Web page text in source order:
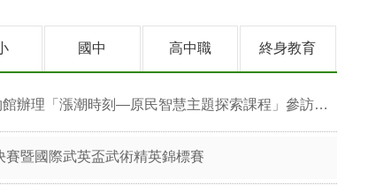
國中 高中職 終身教育
辦理「漲潮時刻—原民智慧主題探索課程」參訪補助案
賽暨國際武英盃武術精英錦標賽